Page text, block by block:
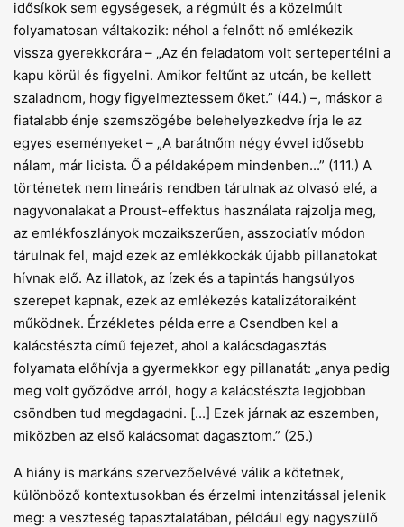
idősíkok sem egységesek, a régmúlt és a közelmúlt
folyamatosan váltakozik: néhol a felnőtt nő emlékezik
vissza gyerekkorára – „Az én feladatom volt sertepertélni a
kapu körül és figyelni. Amikor feltűnt az utcán, be kellett
szaladnom, hogy figyelmeztessem őket.” (44.) –, máskor a
fiatalabb énje szemszögébe belehelyezkedve írja le az
egyes eseményeket – „A barátnőm négy évvel idősebb
nálam, már licista. Ő a példaképem mindenben...” (111.) A
történetek nem lineáris rendben tárulnak az olvasó elé, a
nagyvonalakat a Proust-effektus használata rajzolja meg,
az emlékfoszlányok mozaikszerűen, asszociatív módon
tárulnak fel, majd ezek az emlékkockák újabb pillanatokat
hívnak elő. Az illatok, az ízek és a tapintás hangsúlyos
szerepet kapnak, ezek az emlékezés katalizátoraiként
működnek. Érzékletes példa erre a Csendben kel a
kalácstészta című fejezet, ahol a kalácsdagasztás
folyamata előhívja a gyermekkor egy pillanatát: „anya pedig
meg volt győződve arról, hogy a kalácstészta legjobban
csöndben tud megdagadni. [...] Ezek járnak az eszemben,
miközben az első kalácsomat dagasztom.” (25.)
A hiány is markáns szervezőelvévé válik a kötetnek,
különböző kontextusokban és érzelmi intenzitással jelenik
meg: a veszteség tapasztalatában, például egy nagyszülő